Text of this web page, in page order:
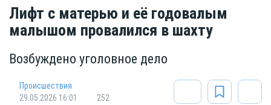
Лифт с матерью и её годовалым
малышом провалился в шахту
Возбуждено уголовное дело
Происшествия
29.05.2026 16:01
252